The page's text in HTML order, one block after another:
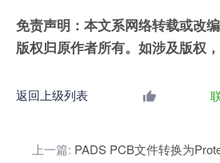
免责声明：本文系网络转载或改
版权归原作者所有。如涉及版权
返回上级列表
上一篇: PADS PCB文件转换为